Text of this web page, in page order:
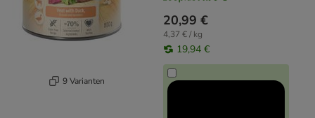
9 Varianten
20,99 €
4,37 € / kg
19,94 €